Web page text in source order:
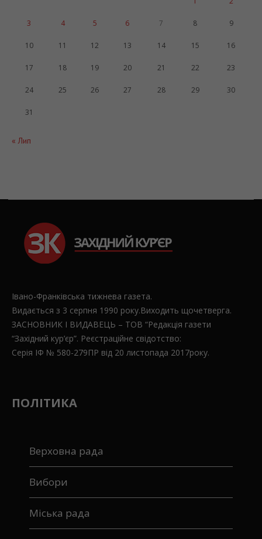
« Лип
1 2
3 4 5 6 7 8 9
10 11 12 13 14 15 16
17 18 19 20 21 22 23
24 25 26 27 28 29 30
31
Івано-Франківська тижнева газета.
Видається з 3 серпня 1990 року.Виходить щочетверга.
ЗАСНОВНИК І ВИДАВЕЦЬ – ТОВ “Редакція газети
“Західний кур’єр”. Реєстраційне свідотство:
Серія ІФ № 580-279ПР від 20 листопада 2017року.
ПОЛІТИКА
Верховна рада
Вибори
Міська рада